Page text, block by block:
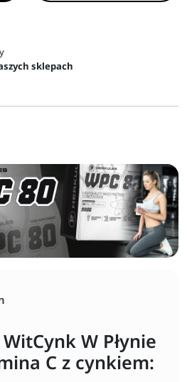
sklepach
WitCynk W Płynie
C z cynkiem: